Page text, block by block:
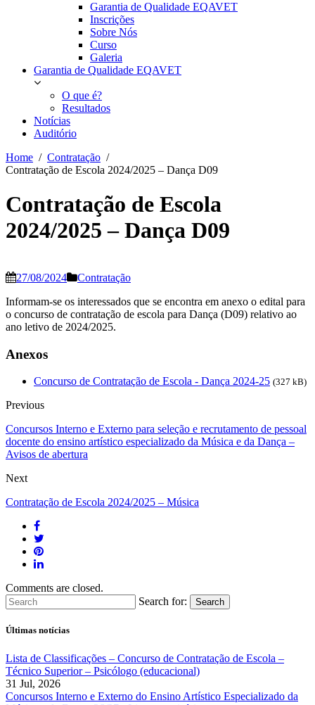
Garantia de Qualidade EQAVET
Inscrições
Sobre Nós
Curso
Galeria
Garantia de Qualidade EQAVET
O que é?
Resultados
Notícias
Auditório
Home
Contratação
Contratação de Escola 2024/2025 – Dança D09
Contratação de Escola
2024/2025 – Dança D09
27/08/2024
Contratação
Informam-se os interessados que se encontra em anexo o edital para
o concurso de contratação de escola para Dança (D09) relativo ao
ano letivo de 2024/2025.
Anexos
Concurso de Contratação de Escola - Dança 2024-25 (327 kB)
Previous
Concursos Interno e Externo para seleção e recrutamento de pessoal
docente do ensino artístico especializado da Música e da Dança –
Avisos de abertura
Next
Contratação de Escola 2024/2025 – Música
Comments are closed.
Search for:
Search
Últimas notícias
Lista de Classificações – Concurso de Contratação de Escola –
Técnico Superior – Psicólogo (educacional)
31 Jul, 2026
Concursos Interno e Externo do Ensino Artístico Especializado da